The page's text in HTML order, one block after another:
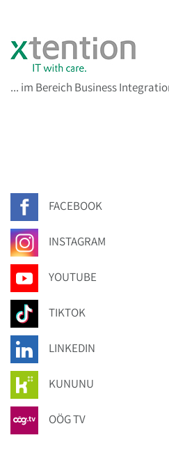
... im Bereich Business
FACEBOOK
INSTAGRAM
YOUTUBE
TIKTOK
LINKEDIN
KUNUNU
OÖG TV